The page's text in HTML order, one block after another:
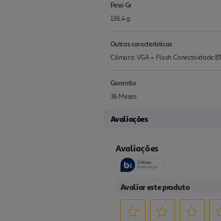
Peso Gr
136.4 g
Outras características
Câmara: VGA + Flash
Garantia
36 Meses
Avaliações